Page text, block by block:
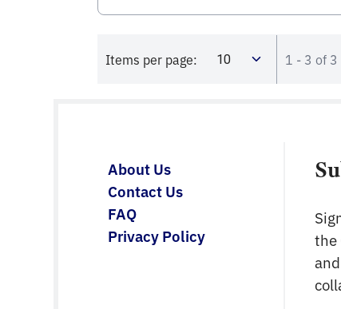
tecnología de convergencia […]
Items per page: 1 - 3 of 3
About Us
Contact Us
FAQ
Privacy Policy
the